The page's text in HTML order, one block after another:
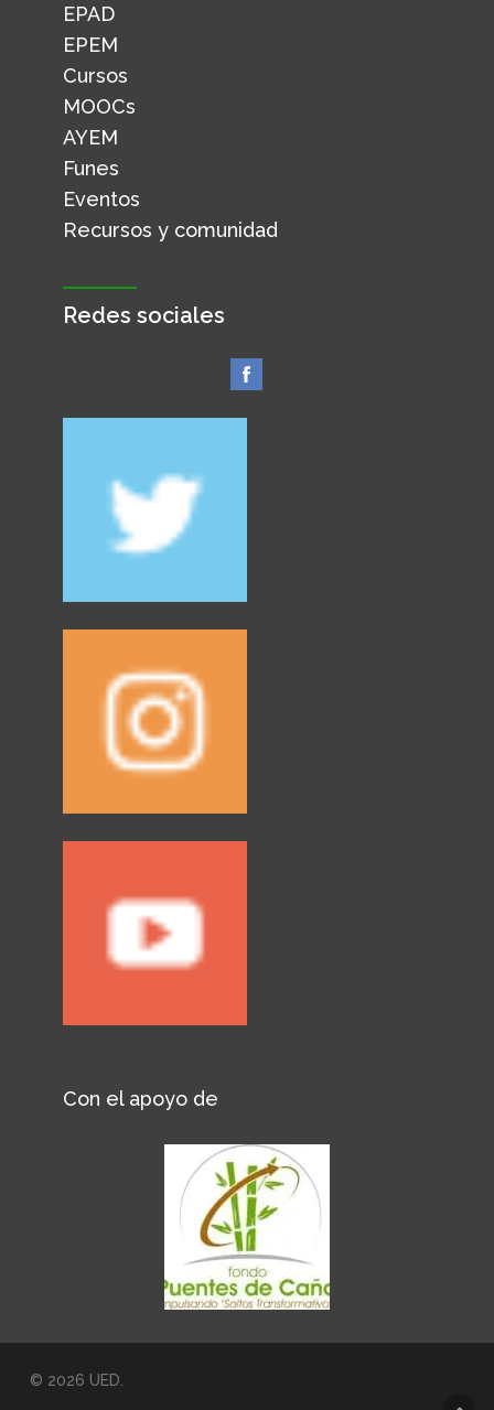
EPAD
EPEM
Cursos
MOOCs
AYEM
Funes
Eventos
Recursos y comunidad
Redes sociales
Con el apoyo de
© 2026 UED.